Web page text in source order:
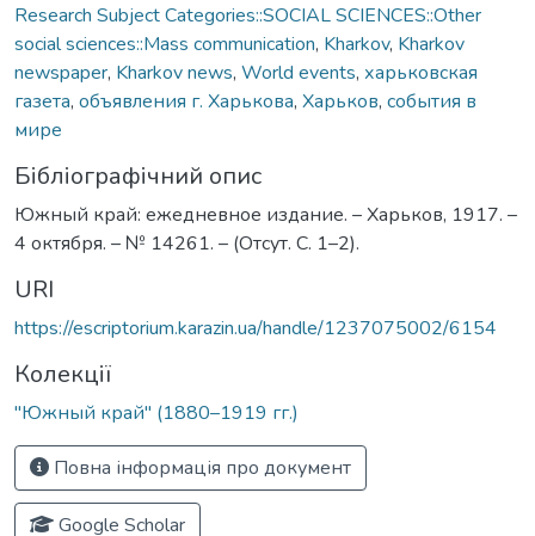
Research Subject Categories::SOCIAL SCIENCES::Other
social sciences::Mass communication, Kharkov, Kharkov
newspaper, Kharkov news, World events, харьковская
газета, объявления г. Харькова, Харьков, события в
мире
Бібліографічний опис
Южный край: ежедневное издание. – Харьков, 1917. –
4 октября. – № 14261. – (Отсут. С. 1–2).
URI
https://escriptorium.karazin.ua/handle/1237075002/6154
Колекції
"Южный край" (1880–1919 гг.)
Повна інформація про документ
Google Scholar